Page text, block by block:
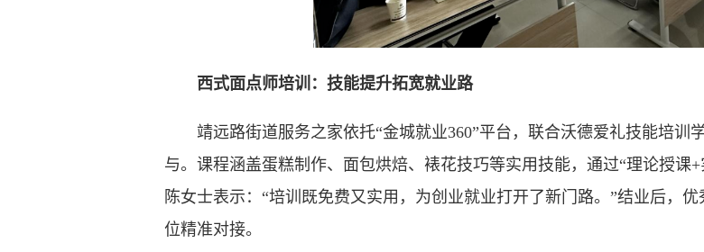
西式面点师培训：技能提升拓宽就业路
靖远路街道服务之家依托“金城就业360”平台，联合沃德爱礼技能培训
与。课程涵盖蛋糕制作、面包烘焙、裱花技巧等实用技能，通过“理论授课
陈女士表示：“培训既免费又实用，为创业就业打开了新门路。”结业后，
位精准对接。